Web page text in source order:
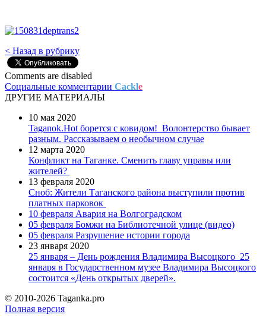
< Назад в рубрику
Comments are disabled
Социальные комментарии Cackle
ДРУГИЕ МАТЕРИАЛЫ
10 мая 2020
Taganok.Hot борется с ковидом! Волонтерство бывает
разным. Рассказываем о необычном случае
12 марта 2020
Конфликт на Таганке. Сменить главу управы или
жителей?
13 февраля 2020
Сноб: Жители Таганского района выступили против
платных парковок
10 февраля Авария на Волгоградском
05 февраля Бомжи на Библиотечной улице (видео)
05 февраля Разрушение истории города
23 января 2020
25 января – День рождения Владимира Высоцкого 25
января в Государственном музее Владимира Высоцкого
состоится «День открытых дверей».
© 2010-2026 Taganka.pro
Полная версия